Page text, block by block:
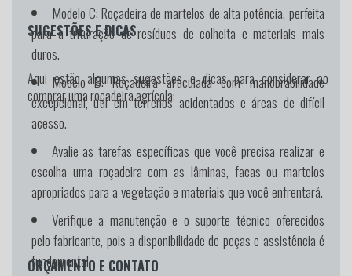
Modelo C:Roçadeira de martelos de alta potência, perfeita
para a trituração de resíduos de colheita e materiais mais
duros.
Modelo D:Roçadeira articulada com manobrabilidade
excepcional, útil em terrenos acidentados e áreas de difícil
acesso.
SUGESTÕES E DICAS
Aqui estão algumas sugestões e dicas para considerar ao
comprar uma roçadeira agrícola:
Avalie as tarefas específicas que você precisa realizar e
escolha uma roçadeira com as lâminas, facas ou martelos
apropriados para a vegetação e materiais que você enfrentará.
Verifique a manutenção e o suporte técnico oferecidos
pelo fabricante, pois a disponibilidade de peças e assistência é
fundamental.
ORÇAMENTO E CONTATO